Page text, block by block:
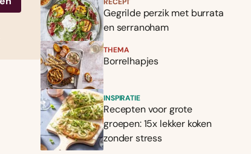
RECEPT
Gegrilde perzik met burrata
en serranoham
THEMA
Borrelhapjes
INSPIRATIE
Recepten voor grote
groepen: 15x lekker koken
zonder stress